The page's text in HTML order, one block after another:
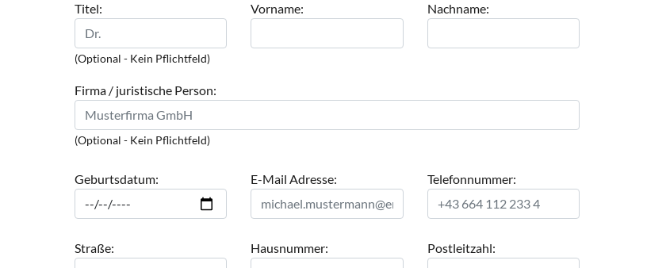
Titel:
(Optional - Kein Pflichtfeld)
Vorname: Nachname:
Firma / juristische Person:
(Optional - Kein Pflichtfeld)
Geburtsdatum: E-Mail Adresse: Telefonnummer:
Straße: Hausnummer: Postleitzahl: